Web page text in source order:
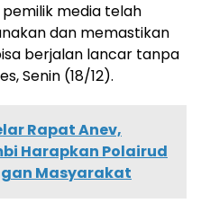
media telah
dan memastikan
berjalan lancar tanpa
Senin (18/12).
Rapat Anev,
Harapkan Polairud
Masyarakat